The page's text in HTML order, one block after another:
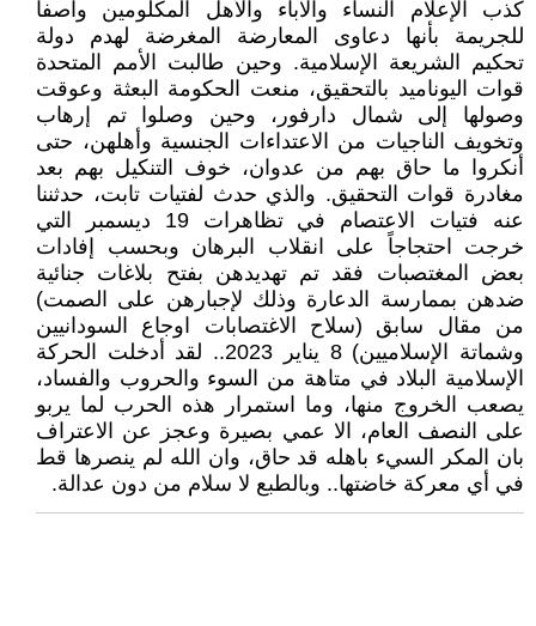
كذب الإعلام النساء والآباء والأهل المكلومين واصفاً
للجريمة بأنها دعاوى المعارضة المغرضة لهدم دولة
تحكيم الشريعة الإسلامية. وحين طالبت الأمم المتحدة
قوات اليوناميد بالتحقيق، منعت الحكومة البعثة وعوقت
وصولها إلى شمال دارفور، وحين وصلوا تم إرهاب
وتخويف الناجيات من الاعتداءات الجنسية وأهلهن، حتى
أنكروا ما حاق بهم من عدوان، خوف التنكيل بهم بعد
مغادرة قوات التحقيق. والذي حدث لفتيات تابت، حدثننا
عنه فتيات الاعتصام في تظاهرات 19 ديسمبر التي
خرجت احتجاجاً على انقلاب البرهان وبحسب إفادات
بعض المغتصبات فقد تم تهديدهن بفتح بلاغات جنائية
ضدهن بممارسة الدعارة وذلك لإجبارهن على الصمت)
من مقال سابق (سلاح الاغتصابات اوجاع السودانيين
وشماتة الإسلاميين) 8 يناير 2023.. لقد أدخلت الحركة
الإسلامية البلاد في متاهة من السوء والحروب والفساد،
يصعب الخروج منها، وما استمرار هذه الحرب لما يربو
على النصف العام، الا عمي بصيرة وعجز عن الاعتراف
بان المكر السيء باهله قد حاق، وان الله لم ينصرها قط
في أي معركة خاضتها.. وبالطبع لا سلام من دون عدالة.